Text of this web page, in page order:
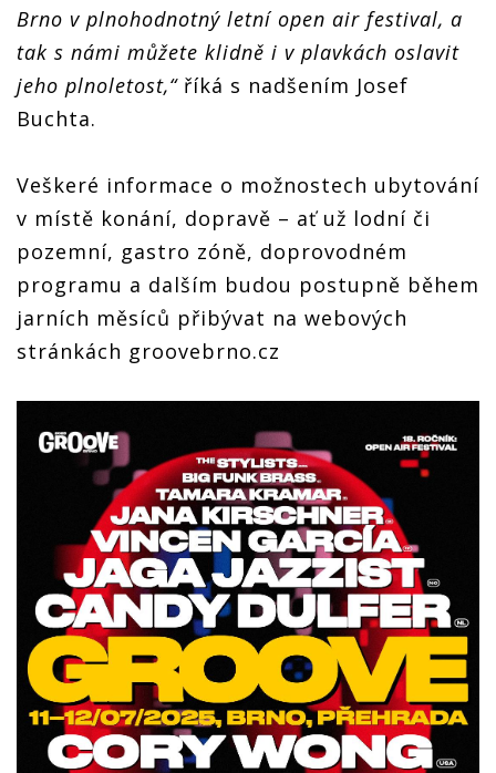
Brno v plnohodnotný letní open air festival, a
tak s námi můžete klidně i v plavkách oslavit
jeho plnoletost,“říká s nadšením Josef
Buchta.
Veškeré informace o možnostech ubytování
v místě konání, dopravě – ať už lodní či
pozemní, gastro zóně, doprovodném
programu a dalším budou postupně během
jarních měsíců přibývat na webových
stránkách groovebrno.cz